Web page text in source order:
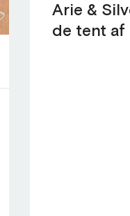
Arie &
de tent af